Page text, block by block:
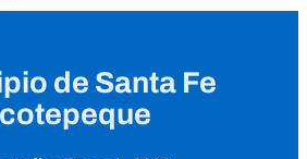
de Santa Fe